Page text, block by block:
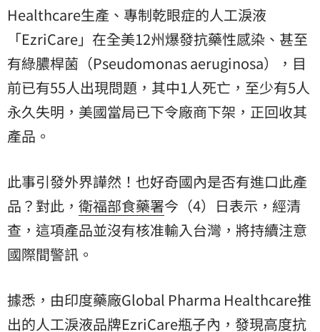
Healthcare生產、專制乾眼症的人工淚液
「EzriCare」在全美12州爆發抗藥性感染、甚至
有綠膿桿菌（Pseudomonas aeruginosa），目
前已有55人出現問題，其中1人死亡，至少有5人
永久失明，美國當局已下令廠商下架，正回收其
產品。
此事引發外界譁然！也好奇國內是否有進口此產
品？對此， 衛福部食藥署今（4）日表示，經清
查，這項產品並沒有核准輸入台灣，將持續注意
國際間警訊。
據悉，由印度藥廠Global Pharma Healthcare推
出的人工淚液品牌EzriCare瓶子內，發現高度抗